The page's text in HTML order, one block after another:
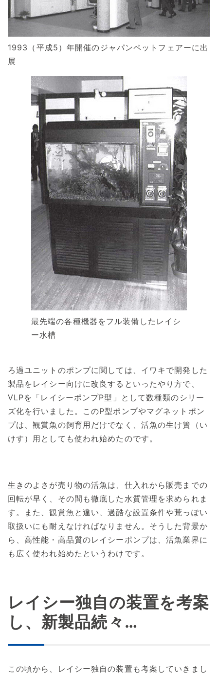
1993（平成5）年開催のジャパンペットフェアーに出
展
最先端の各種機器をフル装備したレイシ
ー水槽
ろ過ユニットのポンプに関しては、イワキで開発した
製品をレイシー向けに改良するといったやり方で、
VLPを「レイシーポンプP型」として数種類のシリー
ズ化を行いました。このP型ポンプやマグネットポン
プは、観賞魚の飼育用だけでなく、活魚の生け簀（い
けす）用としても使われ始めたのです。
生きのよさが売り物の活魚は、仕入れから販売までの
回転が早く、その間も徹底した水質管理を求められま
す。また、観賞魚と違い、過酷な設置条件や荒っぽい
取扱いにも耐えなければなりません。そうした背景か
ら、高性能・高品質のレイシーポンプは、活魚業界に
も広く使われ始めたというわけです。
レイシー独自の装置を考案
し、新製品続々…
この頃から、レイシー独自の装置も考案していきまし